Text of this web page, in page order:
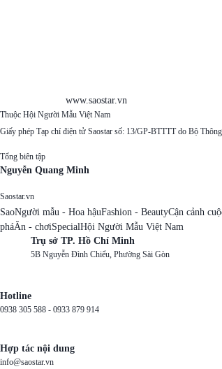
www.saostar.vn
Thuộc Hội Người Mẫu Việt Nam
Giấy phép Tạp chí điện tử Saostar số: 13/GP-BTTTT do Bộ
Tổng biên tập
Nguyễn Quang Minh
Saostar.vn
SaoNgười mẫu - Hoa hậuFashion - BeautyCận cảnh
pháĂn - chơiSpecialHội Người Mẫu Việt Nam
Trụ sở TP. Hồ Chí Minh
5B Nguyễn Đình Chiểu, Phường Sài Gòn
Hotline
0938 305 588 - 0933 879 914
Hợp tác nội dung
info@saostar.vn